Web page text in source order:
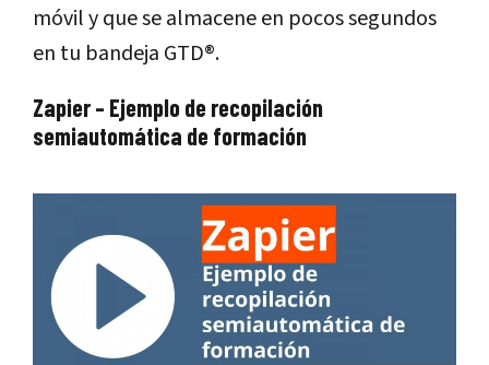
móvil y que se almacene en pocos segundos
en tu bandeja GTD®.
Zapier – Ejemplo de recopilación
semiautomática de formación